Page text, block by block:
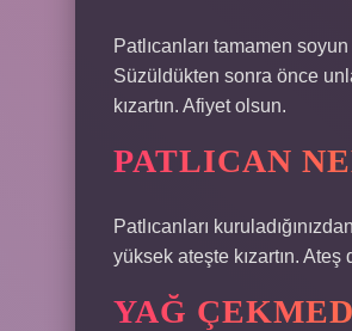
Patlıcanları tamamen
Süzüldükten sonra önce
kızartın. Afiyet olsun.
PATLICAN
Patlıcanları
yüksek ateşte kızartın.
YAĞ